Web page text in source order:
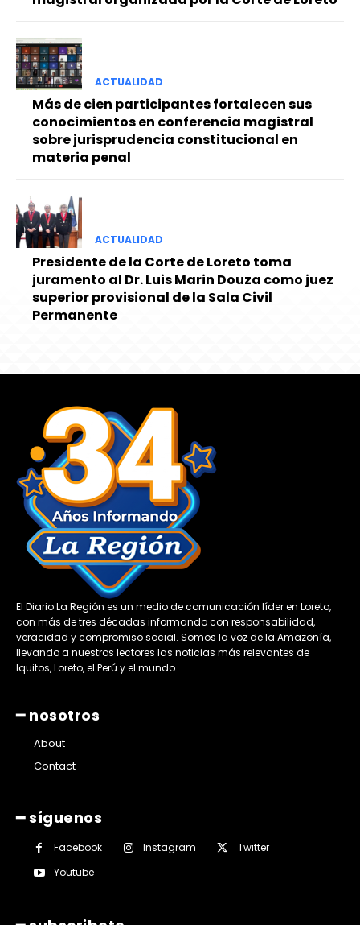
ACTUALIDAD
Más de cien participantes fortalecen sus
conocimientos en conferencia magistral
sobre jurisprudencia constitucional en
materia penal
ACTUALIDAD
Presidente de la Corte de Loreto toma
juramento al Dr. Luis Marin Douza como juez
superior provisional de la Sala Civil
Permanente
El Diario La Región es un medio de comunicación líder en Loreto,
con más de tres décadas informando con responsabilidad,
veracidad y compromiso social. Somos la voz de la Amazonía,
llevando a nuestros lectores las noticias más relevantes de
Iquitos, Loreto, el Perú y el mundo.
━ nosotros
About
Contact
━ síguenos
Facebook Instagram
Twitter
Youtube